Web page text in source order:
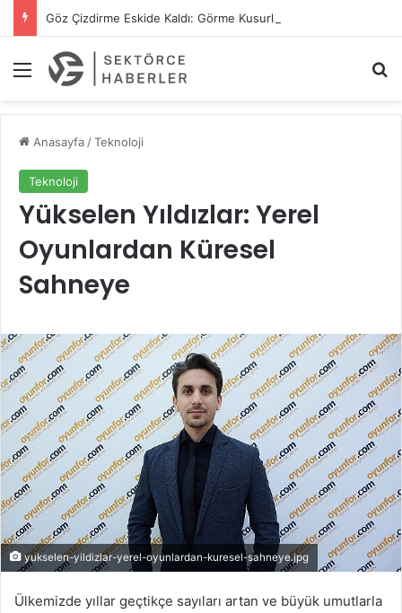
Menü
Anasayfa/Teknoloji
Teknoloji
Yükselen Yıldızlar: Yerel
Oyunlardan Küresel
Sahneye
yukselen-yildizlar-yerel-oyunlardan-kuresel-sahneye.jpg
Ülkemizde yıllar geçtikçe sayıları artan ve büyük umutlarla